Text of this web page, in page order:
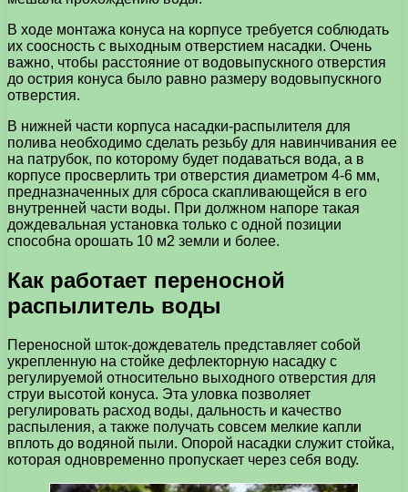
В ходе монтажа конуса на корпусе требуется соблюдать
их соосность с выходным отверстием насадки. Очень
важно, чтобы расстояние от водовыпускного отверстия
до острия конуса было равно размеру водовыпускного
отверстия.
В нижней части корпуса насадки-распылителя для
полива необходимо сделать резьбу для навинчивания ее
на патрубок, по которому будет подаваться вода, а в
корпусе просверлить три отверстия диаметром 4-6 мм,
предназначенных для сброса скапливающейся в его
внутренней части воды. При должном напоре такая
дождевальная установка только с одной позиции
способна орошать 10 м2 земли и более.
Как работает переносной
распылитель воды
Переносной шток-дождеватель представляет собой
укрепленную на стойке дефлекторную насадку с
регулируемой относительно выходного отверстия для
струи высотой конуса. Эта уловка позволяет
регулировать расход воды, дальность и качество
распыления, а также получать совсем мелкие капли
вплоть до водяной пыли. Опорой насадки служит стойка,
которая одновременно пропускает через себя воду.